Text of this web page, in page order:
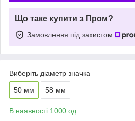
Що таке купити з Пром?
Замовлення під захистом
Виберіть діаметр значка
50 мм 58 мм
В наявності 1000 од.